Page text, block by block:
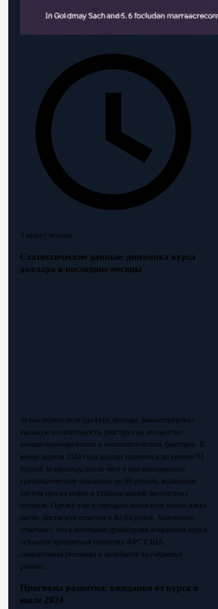
3 минут чтения
Статистические данные: динамика курса
доллара в последние месяцы
За последние полгода курс доллара демонстрировал
высокую волатильность, реагируя на множество
внешнеэкономических и геополитических факторов. В
конце апреля 2024 года доллар укрепился до уровня 94
рублей за единицу, после чего в мае наблюдалось
кратковременное снижение до 89 рублей, вызванное
ростом цен на нефть и стабилизацией экспортных
потоков. Однако уже к середине июня курс вновь начал
расти, достигнув отметки в 92-93 рубля. Аналитики
отмечают, что ключевыми драйверами изменения курса
остаются процентная политика ФРС США,
санкционная риторика и колебания на сырьевых
рынках.
Прогнозы развития: ожидания от курса в
июле 2024